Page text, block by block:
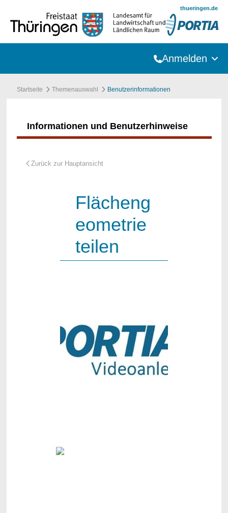
thueringen.de
Anmelden
Startseite Themenauswahl Benutzerinformationen
Informationen und Benutzerhinweise
Flächeng
eometrie
teilen